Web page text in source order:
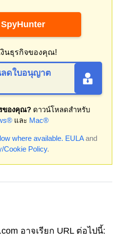
งินธุรกิจของคุณ!
ลดใบอนุญาต
ของคุณ?ดาวน์โหลดสำหรับ
และ Mac®
where available. EULAand
Cookie Policy.
อาจเรียก URL ต่อไปนี้: